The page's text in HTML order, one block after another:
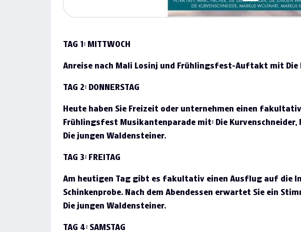
TAG 1: MITTWOCH
Anreise nach Mali Losinj und Frühlingsfest-Auftakt mit Die
TAG 2: DONNERSTAG
Heute haben Sie Freizeit oder unternehmen einen
Frühlingsfest Musikantenparade mit: Die Kurvenschneider,
Die jungen Waldensteiner.
TAG 3: FREITAG
Am heutigen Tag gibt es fakultativ einen Ausflug auf die
Schinkenprobe. Nach dem Abendessen erwartet Sie ein
Die jungen Waldensteiner.
TAG 4: SAMSTAG